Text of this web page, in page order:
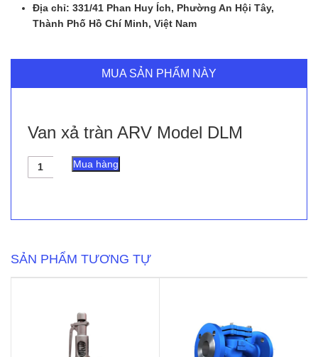
Địa chỉ: 331/41 Phan Huy Ích, Phường An Hội Tây,
Thành Phố Hồ Chí Minh, Việt Nam
MUA SẢN PHẨM NÀY
Van xả tràn ARV Model DLM
Van
Mua hàng
SẢN PHẨM TƯƠNG TỰ